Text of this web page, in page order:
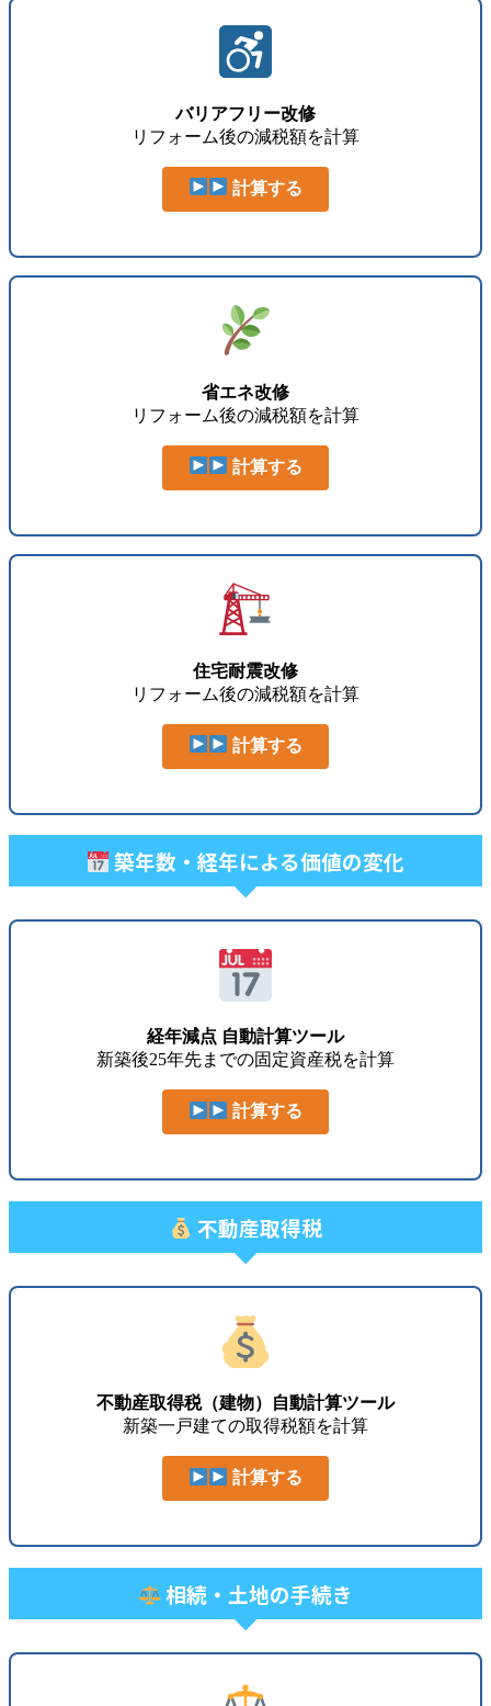
バリアフリー改修
リフォーム後の減税額を計算
計算する
省エネ改修
リフォーム後の減税額を計算
計算する
住宅耐震改修
リフォーム後の減税額を計算
計算する
築年数・経年による価値の変化
経年減点 自動計算ツール
新築後25年先までの固定資産税を計算
計算する
不動産取得税
不動産取得税（建物）自動計算ツール
新築一戸建ての取得税額を計算
計算する
相続・土地の手続き